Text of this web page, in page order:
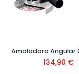
134,90 €